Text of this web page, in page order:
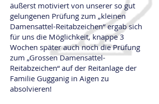
äußerst motiviert von unserer so gut
gelungenen Prüfung zum „kleinen
Damensattel-Reitabzeichen“ ergab sich
für uns die Möglichkeit, knappe 3
Wochen später auch noch die Prüfung
zum „Grossen Damensattel-
Reitabzeichen“ auf der Reitanlage der
Familie Gugganig in Aigen zu
absolvieren!